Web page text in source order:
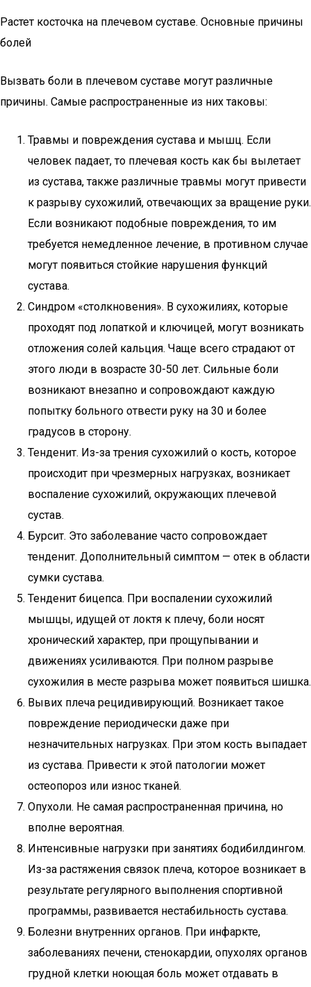
Растет косточка на плечевом суставе. Основные причины
болей
Вызвать боли в плечевом суставе могут различные
причины. Самые распространенные из них таковы:
Травмы и повреждения сустава и мышц. Если
человек падает, то плечевая кость как бы вылетает
из сустава, также различные травмы могут привести
к разрыву сухожилий, отвечающих за вращение руки.
Если возникают подобные повреждения, то им
требуется немедленное лечение, в противном случае
могут появиться стойкие нарушения функций
сустава.
Синдром «столкновения». В сухожилиях, которые
проходят под лопаткой и ключицей, могут возникать
отложения солей кальция. Чаще всего страдают от
этого люди в возрасте 30-50 лет. Сильные боли
возникают внезапно и сопровождают каждую
попытку больного отвести руку на 30 и более
градусов в сторону.
Тенденит. Из-за трения сухожилий о кость, которое
происходит при чрезмерных нагрузках, возникает
воспаление сухожилий, окружающих плечевой
сустав.
Бурсит. Это заболевание часто сопровождает
тенденит. Дополнительный симптом — отек в области
сумки сустава.
Тенденит бицепса. При воспалении сухожилий
мышцы, идущей от локтя к плечу, боли носят
хронический характер, при прощупывании и
движениях усиливаются. При полном разрыве
сухожилия в месте разрыва может появиться шишка.
Вывих плеча рецидивирующий. Возникает такое
повреждение периодически даже при
незначительных нагрузках. При этом кость выпадает
из сустава. Привести к этой патологии может
остеопороз или износ тканей.
Опухоли. Не самая распространенная причина, но
вполне вероятная.
Интенсивные нагрузки при занятиях бодибилдингом.
Из-за растяжения связок плеча, которое возникает в
результате регулярного выполнения спортивной
программы, развивается нестабильность сустава.
Болезни внутренних органов. При инфаркте,
заболеваниях печени, стенокардии, опухолях органов
грудной клетки ноющая боль может отдавать в